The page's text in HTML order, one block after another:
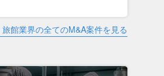
館業界の全てのM&A案件を見る